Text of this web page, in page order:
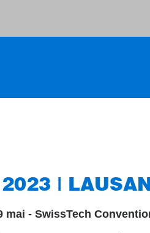
|
mai - SwissTech